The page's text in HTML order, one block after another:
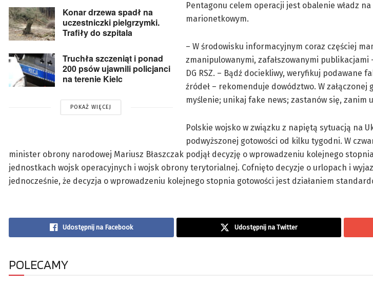
Konar drzewa spadł na
uczestniczki pielgrzymki.
Trafiły do szpitala
Truchła szczeniąt i ponad
200 psów ujawnili policjanci
na terenie Kielc
POKAŻ WIĘCEJ
Pentagonu celem operacji jest obalenie władz
marionetkowym.
– W środowisku informacyjnym coraz częściej
zmanipulowanymi, zafałszowanymi publikacjami
DG RSZ. – Bądź dociekliwy, weryfikuj podawane
źródeł – rekomenduje dowództwo. W załączonej
myślenie; unikaj fake news; zastanów się, zanim
Polskie wojsko w związku z napiętą sytuacją na
podwyższonej gotowości od kilku tygodni. W
minister obrony narodowej Mariusz Błaszczak podjął decyzję o wprowadzeniu kolejnego
jednostkach wojsk operacyjnych i wojsk obrony terytorialnej. Cofnięto decyzje o urlopach i
jednocześnie, że decyzja o wprowadzeniu kolejnego stopnia gotowości jest działaniem
Udostępnij na Facebook Udostępnij na Twitter
POLECAMY